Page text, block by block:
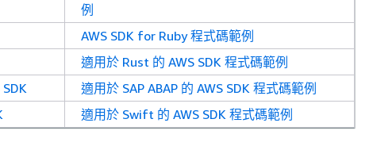
例
AWS SDK for Ruby 程式碼範例
適用於 Rust 的 AWS SDK 程式碼範例
適用於 SAP ABAP 的 AWS SDK 程式碼範例
適用於 Swift 的 AWS SDK 程式碼範例